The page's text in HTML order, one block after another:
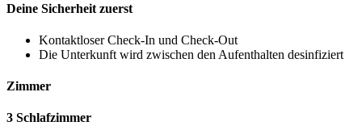
Deine Sicherheit zuerst
Kontaktloser Check-In und Check-Out
Die Unterkunft wird zwischen den Aufenthalten desinfiziert
Zimmer
3 Schlafzimmer